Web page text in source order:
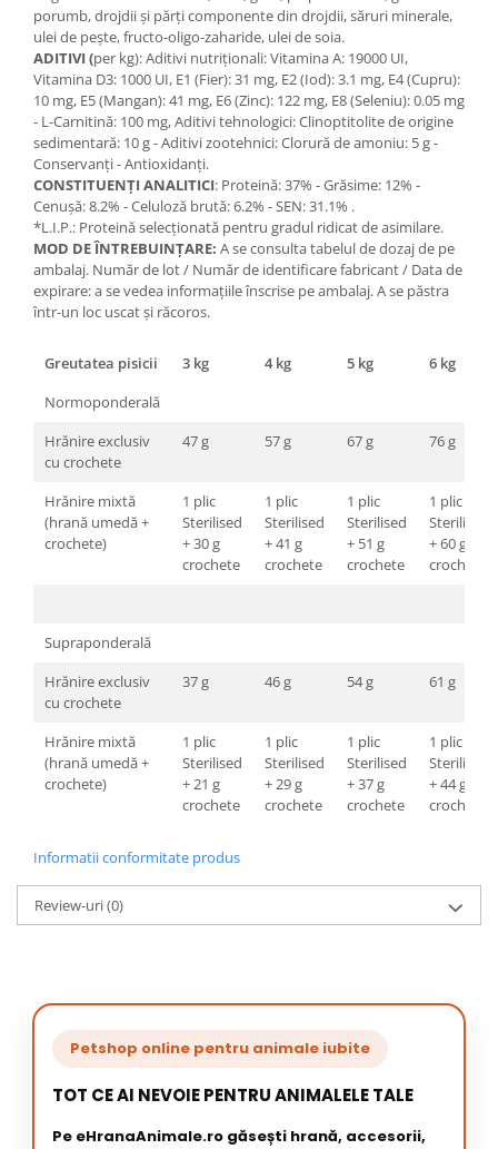
porumb, drojdii și părți componente din drojdii, săruri minerale,
ulei de pește, fructo-oligo-zaharide, ulei de soia.
ADITIVI (per kg): Aditivi nutriționali: Vitamina A: 19000 UI,
Vitamina D3: 1000 UI, E1 (Fier): 31 mg, E2 (Iod): 3.1 mg, E4 (Cupru):
10 mg, E5 (Mangan): 41 mg, E6 (Zinc): 122 mg, E8 (Seleniu): 0.05 mg
- L-Carnitină: 100 mg, Aditivi tehnologici: Clinoptitolite de origine
sedimentară: 10 g - Aditivi zootehnici: Clorură de amoniu: 5 g -
Conservanți - Antioxidanți.
CONSTITUENȚI ANALITICI: Proteină: 37% - Grăsime: 12% -
Cenușă: 8.2% - Celuloză brută: 6.2% - SEN: 31.1% .
*L.I.P.: Proteină selecționată pentru gradul ridicat de asimilare.
MOD DE ÎNTREBUINȚARE: A se consulta tabelul de dozaj de pe
ambalaj. Număr de lot / Număr de identificare fabricant / Data de
expirare: a se vedea informațiile înscrise pe ambalaj. A se păstra
într-un loc uscat și răcoros.
Greutatea pisicii 3 kg 4 kg 5 kg
6 kg
Normoponderală
Hrănire exclusiv
cu crochete
47 g 57 g 67 g 76 g
Hrănire mixtă
(hrană umedă +
crochete)
1 plic
Sterilised
+ 30 g
crochete
1 plic
Sterilised
+ 41 g
crochete
1 plic
Sterilised
+ 51 g
crochete
1 plic
Sterilised
+ 60 g
crochete
Supraponderală
Hrănire exclusiv
cu crochete
37 g 46 g 54 g 61 g
Hrănire mixtă
(hrană umedă +
crochete)
1 plic
Sterilised
+ 21 g
crochete
1 plic
Sterilised
+ 29 g
crochete
1 plic
Sterilised
+ 37 g
crochete
1 plic
Sterilised
+ 44 g
crochete
Informatii conformitate produs
Review-uri(0)
Petshop online pentru animale iubite
TOT CE AI NEVOIE PENTRU ANIMALELE TALE
Pe eHranaAnimale.ro găsești hrană, accesorii,